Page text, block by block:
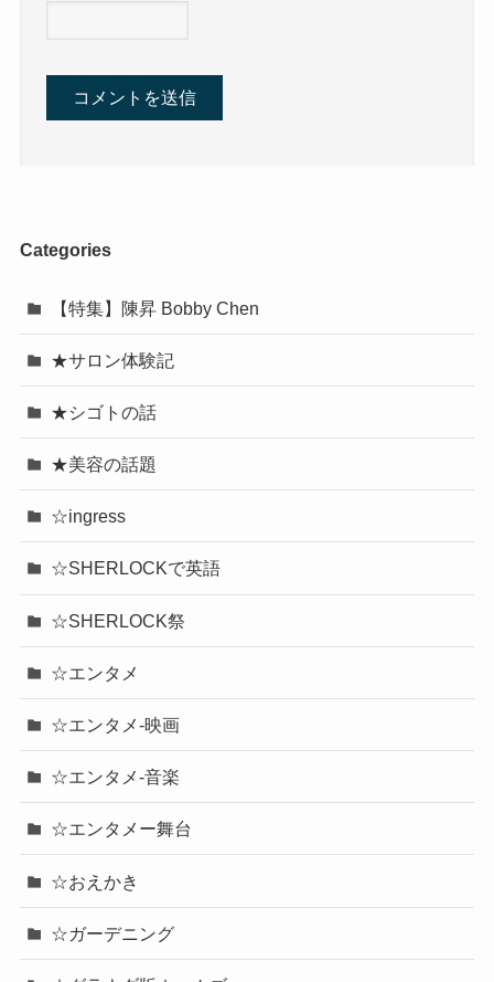
Categories
【特集】陳昇 Bobby Chen
★サロン体験記
★シゴトの話
★美容の話題
☆ingress
☆SHERLOCKで英語
☆SHERLOCK祭
☆エンタメ
☆エンタメ-映画
☆エンタメ-音楽
☆エンタメー舞台
☆おえかき
☆ガーデニング